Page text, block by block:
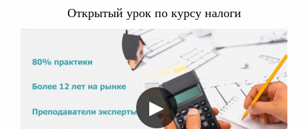
Открытый урок по курсу налоги
▶